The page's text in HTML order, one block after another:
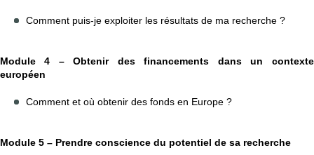
Comment puis-je exploiter les résultats de ma recherche ?
Module 4 – Obtenir des financements dans un contexte
européen
Comment et où obtenir des fonds en Europe ?
Module 5 – Prendre conscience du potentiel de sa recherche